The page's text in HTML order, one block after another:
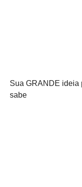
Sua GRANDE ideia
sabe